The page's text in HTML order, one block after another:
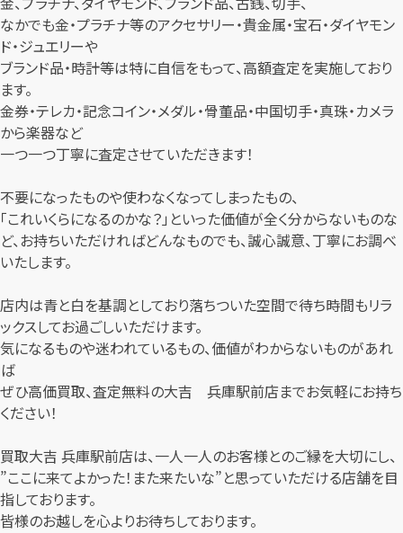
なかでも金・プラチナ等のアクセサリー・貴金属・宝石・ダイヤモン
ド・ジュエリーや
ブランド品・時計等は特に自信をもって、高額査定を実施しており
ます。
金券・テレカ・記念コイン・メダル・骨董品・中国切手・真珠・カメラ
から楽器など
一つ一つ丁寧に査定させていただきます！
不要になったものや使わなくなってしまったもの、
「これいくらになるのかな？」といった価値が全く分からないものな
ど、お持ちいただければどんなものでも、誠心誠意、丁寧にお調べ
いたします。
店内は青と白を基調としており落ちついた空間で待ち時間もリラ
ックスしてお過ごしいただけます。
気になるものや迷われているもの、価値がわからないものがあれ
ば
ぜひ高価買取、査定無料の大吉 兵庫駅前店までお気軽にお持ち
ください！
買取大吉 兵庫駅前店は、一人一人のお客様とのご縁を大切にし、
”ここに来てよかった！また来たいな”と思っていただける店舗を目
指しております。
皆様のお越しを心よりお待ちしております。